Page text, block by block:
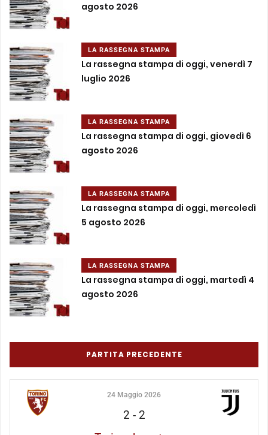
agosto 2026
LA RASSEGNA STAMPA
La rassegna stampa di oggi, venerdì 7
luglio 2026
LA RASSEGNA STAMPA
La rassegna stampa di oggi, giovedì 6
agosto 2026
LA RASSEGNA STAMPA
La rassegna stampa di oggi, mercoledì
5 agosto 2026
LA RASSEGNA STAMPA
La rassegna stampa di oggi, martedì 4
agosto 2026
PARTITA PRECEDENTE
24 Maggio 2026
2 - 2